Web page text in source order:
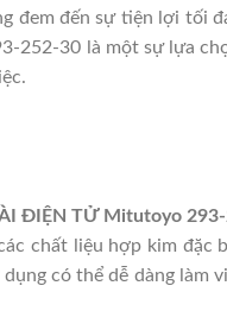
đem đến sự tiện lợi tối
252-30 là một sự lựa
ĐIỆN TỬ Mitutoyo
chất liệu hợp kim đặc
có thể dễ dàng làm